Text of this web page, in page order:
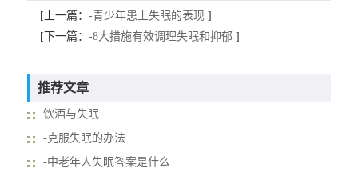
[上一篇： -青少年患上失眠的表现]
[下一篇： -8大措施有效调理失眠和抑郁 ]
推荐文章
饮酒与失眠
-克服失眠的办法
-中老年人失眠答案是什么